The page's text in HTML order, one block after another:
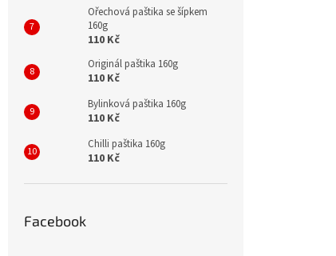
Ořechová paštika se šípkem
160g
110 Kč
Originál paštika 160g
110 Kč
Bylinková paštika 160g
110 Kč
Chilli paštika 160g
110 Kč
Facebook